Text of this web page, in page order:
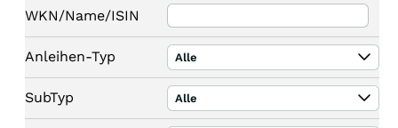
WKN/Name/ISIN
Anleihen-Typ Alle
SubTyp Alle